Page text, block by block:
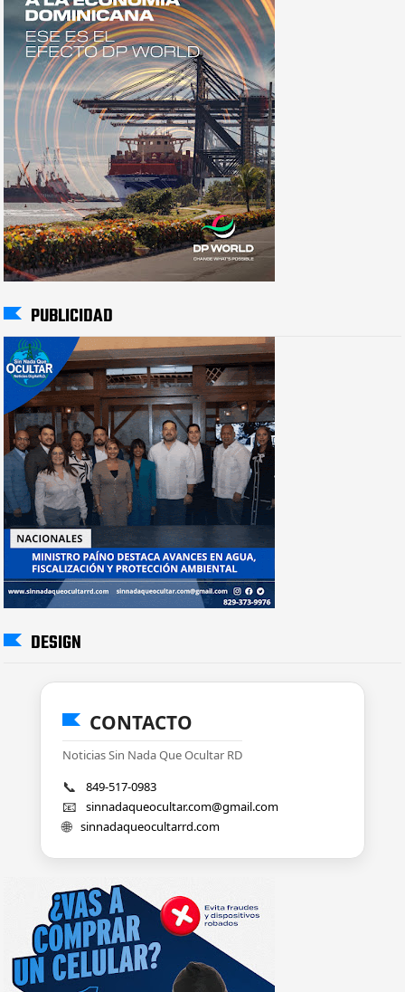
PUBLICIDAD
DESIGN
CONTACTO
Noticias Sin Nada Que Ocultar RD
📞 849-517-0983
📧 sinnadaqueocultar.com@gmail.com
🌐 sinnadaqueocultarrd.com